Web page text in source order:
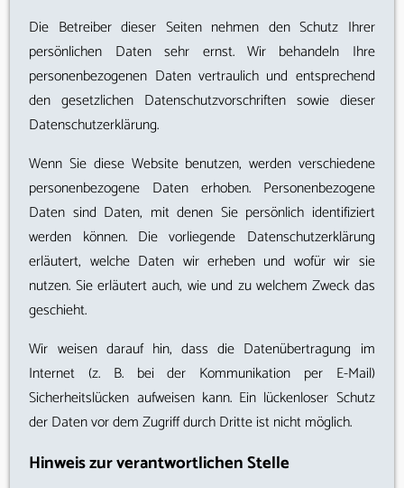
Die Betreiber dieser Seiten nehmen den Schutz Ihrer
persönlichen Daten sehr ernst. Wir behandeln Ihre
personenbezogenen Daten vertraulich und entsprechend
den gesetzlichen Datenschutzvorschriften sowie dieser
Datenschutzerklärung.
Wenn Sie diese Website benutzen, werden verschiedene
personenbezogene Daten erhoben. Personenbezogene
Daten sind Daten, mit denen Sie persönlich identifiziert
werden können. Die vorliegende Datenschutzerklärung
erläutert, welche Daten wir erheben und wofür wir sie
nutzen. Sie erläutert auch, wie und zu welchem Zweck das
geschieht.
Wir weisen darauf hin, dass die Datenübertragung im
Internet (z. B. bei der Kommunikation per E-Mail)
Sicherheitslücken aufweisen kann. Ein lückenloser Schutz
der Daten vor dem Zugriff durch Dritte ist nicht möglich.
Hinweis zur verantwortlichen Stelle